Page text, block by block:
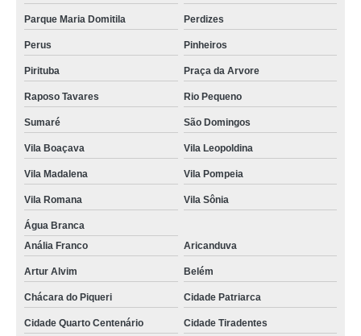
Parque Maria Domitila Perdizes
Perus Pinheiros
Pirituba Praça da Arvore
Raposo Tavares Rio Pequeno
Sumaré São Domingos
Vila Boaçava Vila Leopoldina
Vila Madalena Vila Pompeia
Vila Romana Vila Sônia
Água Branca
Anália Franco
Aricanduva
Artur Alvim Belém
Chácara do Piqueri Cidade Patriarca
Cidade Quarto Centenário Cidade Tiradentes